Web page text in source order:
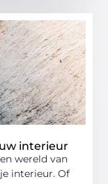
interieur
wereld van
interieur. Of